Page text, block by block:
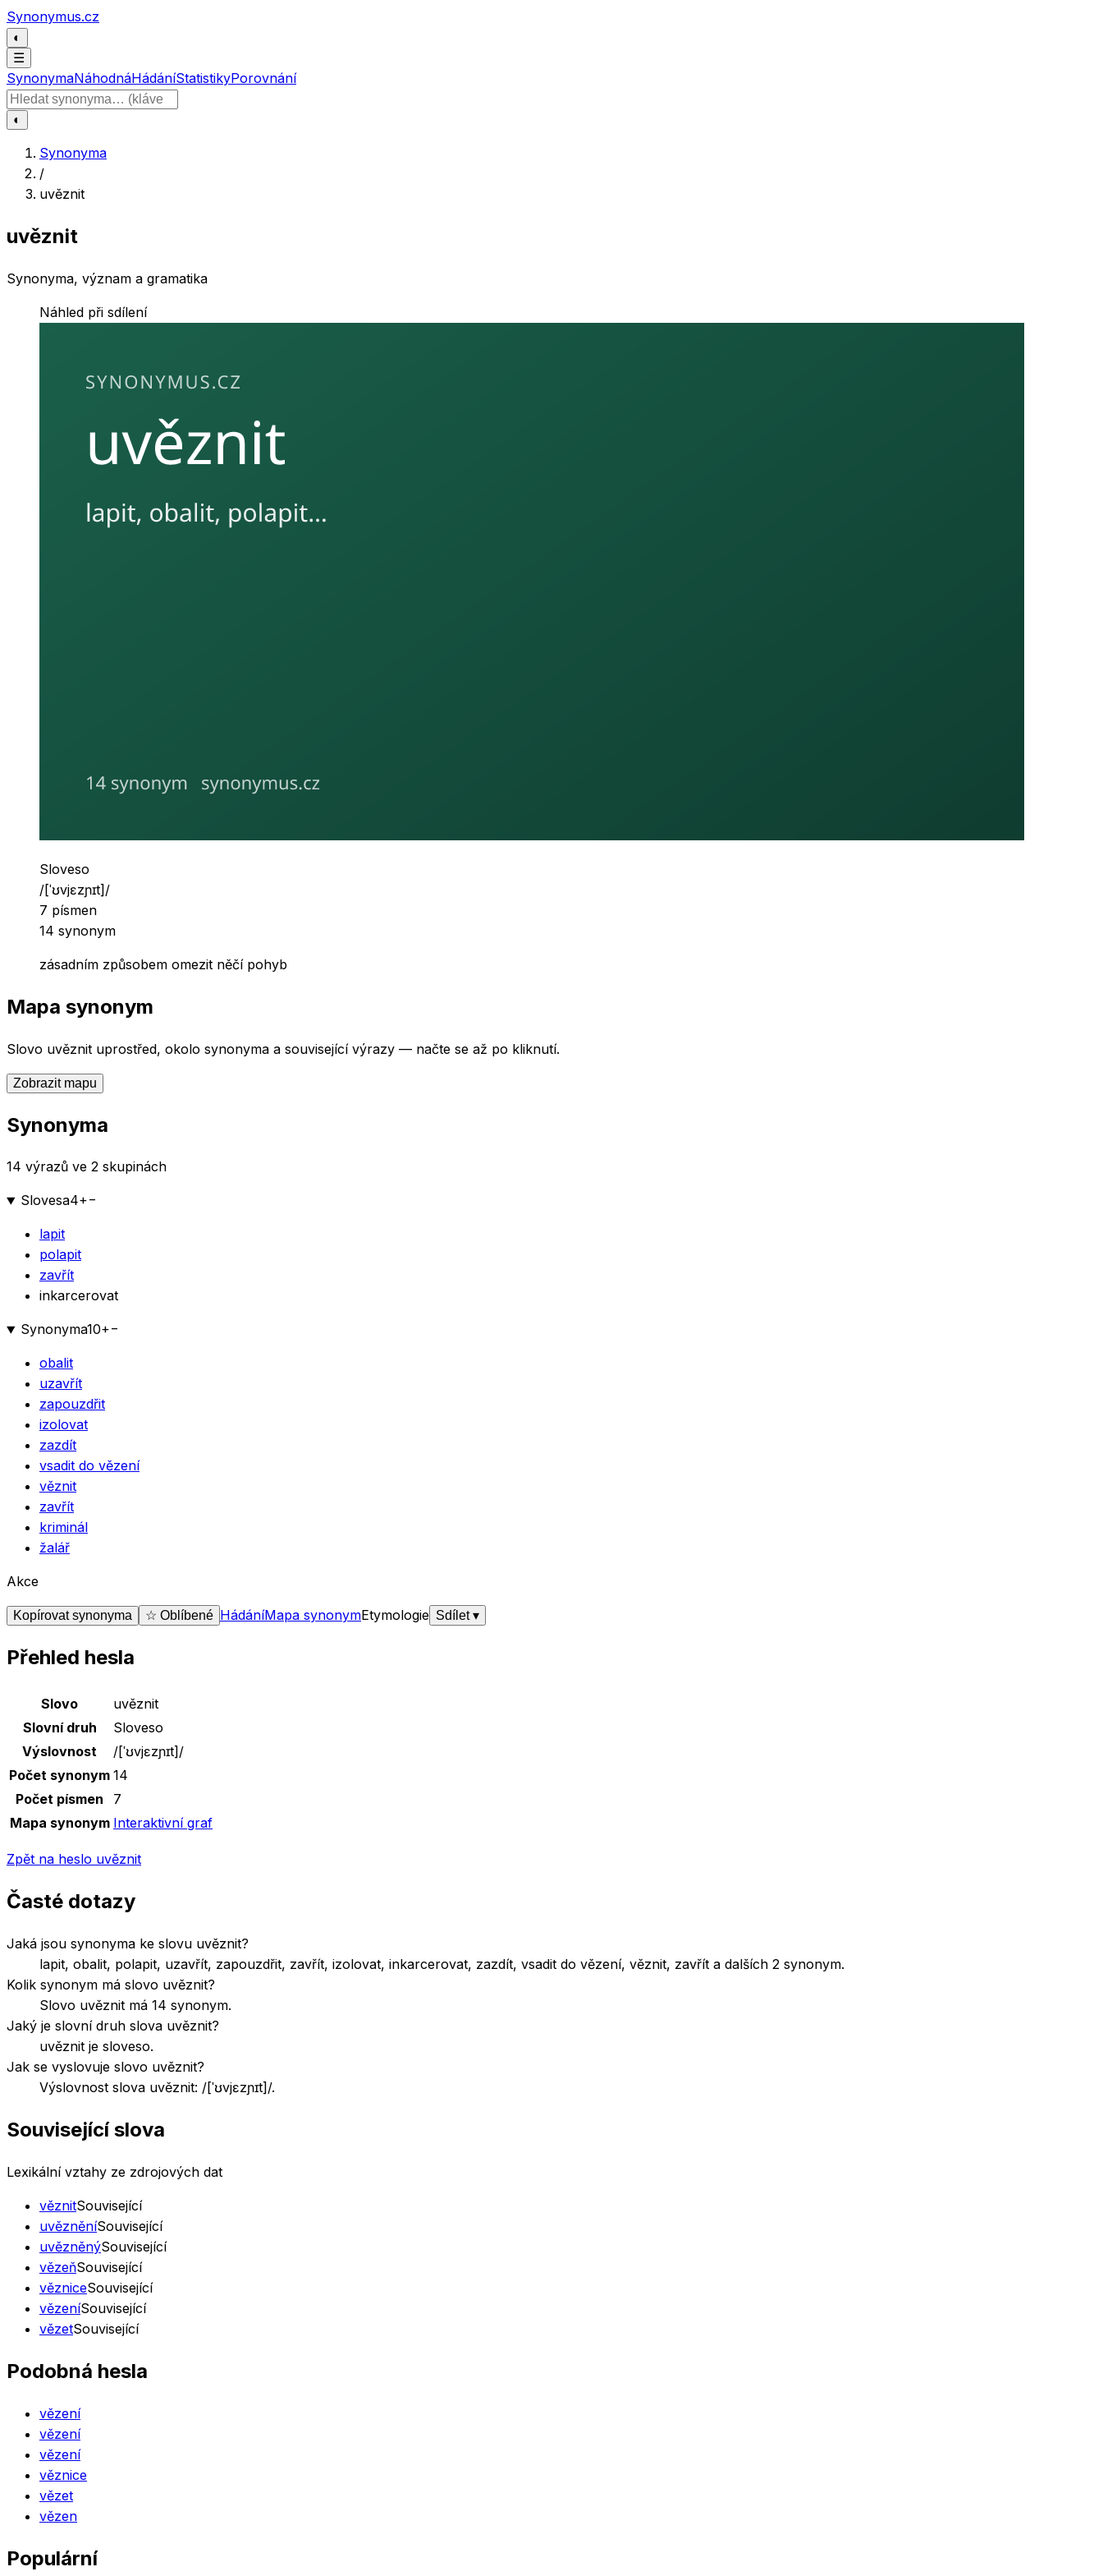
Přeskočit na obsah
Synonymus.cz
◐
☰
SynonymaNáhodnáHádáníStatistikyPorovnání
Hledat slovo
◐
Synonyma
/
uvěznit
uvěznit
Synonyma, význam a gramatika
Náhled při sdílení
Slovní druh
Sloveso
Výslovnost
/[ˈʊvjɛzɲɪt]/
Počet písmen
7 písmen
Počet synonym
14 synonym
zásadním způsobem omezit něčí pohyb
Mapa synonym
Slovo uvěznit uprostřed, okolo synonyma a související výrazy — načte se až po kliknutí.
Zobrazit mapu
Synonyma
14 výrazů ve 2 skupinách
Slovesa4+−
lapit
polapit
zavřít
inkarcerovat
Synonyma10+−
obalit
uzavřít
zapouzdřit
izolovat
zazdít
vsadit do vězení
věznit
zavřít
kriminál
žalář
Akce
Kopírovat synonyma ☆ Oblíbené HádáníMapa synonymEtymologie Sdílet▾
Přehled hesla
Základní údaje o slověuvěznit
Slovo
uvěznit
Slovní druh
Sloveso
Výslovnost
/[ˈʊvjɛzɲɪt] /
Počet synonym 14
Počet písmen
7
Mapa synonym Interaktivní graf
Zpět na heslo uvěznit
Časté dotazy
Jaká jsou synonyma ke slovu uvěznit?
lapit, obalit, polapit, uzavřít, zapouzdřit, zavřít, izolovat, inkarcerovat, zazdít, vsadit do vězení, věznit, zavřít a dalších 2 synonym.
Kolik synonym má slovo uvěznit?
Slovo uvěznit má 14 synonym.
Jaký je slovní druh slova uvěznit?
uvěznit je sloveso.
Jak se vyslovuje slovo uvěznit?
Výslovnost slova uvěznit: /[ˈʊvjɛzɲɪt]/.
Související slova
Lexikální vztahy ze zdrojových dat
věznitSouvisející
uvězněníSouvisející
uvězněnýSouvisející
vězeňSouvisející
vězniceSouvisející
vězeníSouvisející
vězetSouvisející
Podobná hesla
vězení
vězení
vězení
věznice
vězet
vězen
Populární